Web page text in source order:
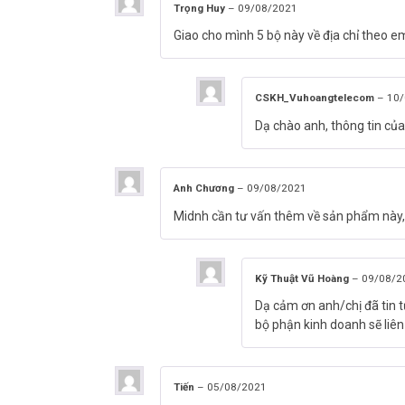
– Bảo hành: 12 tháng.
Trọng Huy – 09/08/2021
Giao cho mình 5 bộ này về địa chỉ theo
CSKH_Vuhoangtelecom –
Dạ chào anh, thông tin
Anh Chương – 09/08/2021
Midnh cần tư vấn thêm về sản phẩm
Kỹ Thuật Vũ Hoàng – 09/08/
Dạ cảm ơn anh/chị đã tin
bộ phận kinh doanh sẽ
Tiến – 05/08/2021